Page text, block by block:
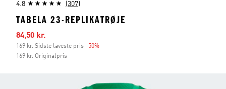
4.8 (307)
TABELA 23-REPLIKATRØJE
Udsalgspris
84,50 kr.
169 kr. Sidste laveste pris -50%
169 kr. Originalpris